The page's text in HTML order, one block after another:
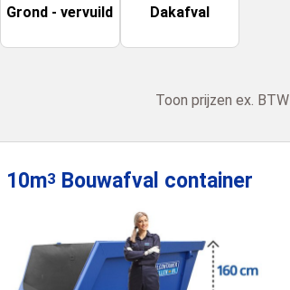
Grond - vervuild Dakafval
Toon prijzen ex. BTW
10m3 Bouwafval container